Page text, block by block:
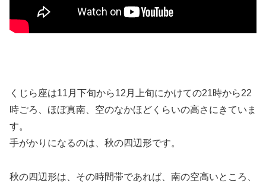
くじら座は11月下旬から12月上旬にかけての21時から22
時ごろ、ほぼ真南、空のなかほどくらいの高さにきていま
す。
手がかりになるのは、秋の四辺形です。
秋の四辺形は、その時間帯であれば、南の空高いところ、